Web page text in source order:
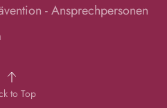
- Ansprechpersonen
to Top